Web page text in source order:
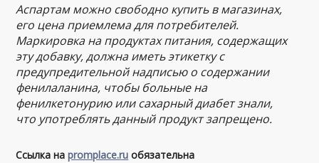
Аспартам можно свободно купить в магазинах,
его цена приемлема для потребителей.
Маркировка на продуктах питания, содержащих
эту добавку, должна иметь этикетку с
предупредительной надписью о содержании
фенилаланина, чтобы больные на
фенилкетонурию или сахарный диабет знали,
что употреблять данный продукт запрещено.
Ссылка наpromplace.ru обязательна